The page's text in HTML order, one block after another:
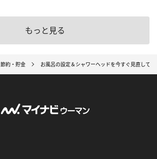
もっと見る
節約・貯金 お風呂の設定＆シャワーヘッドを今すぐ見直して